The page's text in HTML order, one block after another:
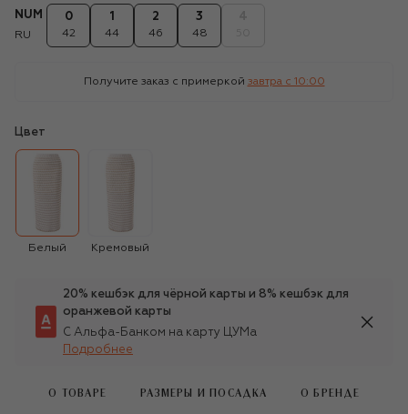
NUM
RU
0
42
1
44
2
46
3
48
Получите заказ с примеркой завтра c 10:00
Цвет
Белый Кремовый
20% кешбэк для чёрной карты и 8% кешбэк для
оранжевой карты
С Альфа-Банком на карту ЦУМа
Подробнее
О ТОВАРЕ РАЗМЕРЫ И ПОСАДКА О БРЕНДЕ